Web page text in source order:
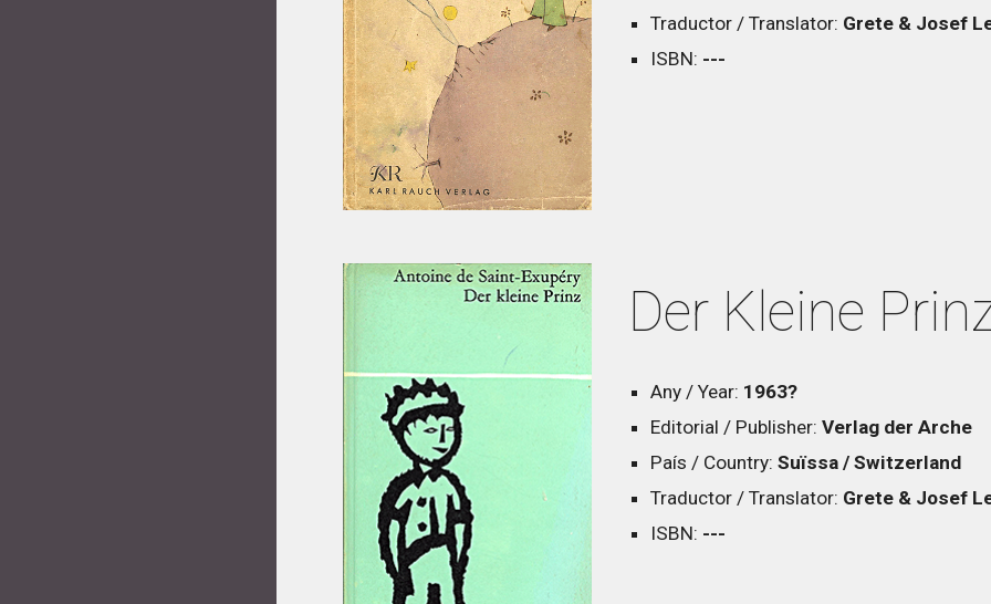
Traductor / Translator: Grete & Josef
ISBN: ---
Der Kleine
Any / Year: 1963?
Editorial / Publisher: Verlag der Arche
País / Country: Suïssa / Switzerland
Traductor / Translator: Grete & Josef
ISBN: ---